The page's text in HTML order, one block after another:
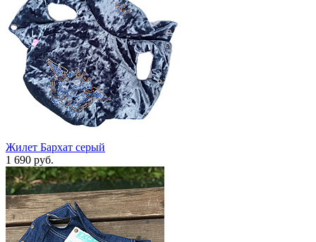
Жилет Бархат серый
1 690 руб.